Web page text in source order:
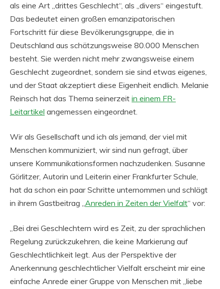
als eine Art „drittes Geschlecht“, als „divers“ eingestuft.
Das bedeutet einen großen emanzipatorischen
Fortschritt für diese Bevölkerungsgruppe, die in
Deutschland aus schätzungsweise 80.000 Menschen
besteht. Sie werden nicht mehr zwangsweise einem
Geschlecht zugeordnet, sondern sie sind etwas eigenes,
und der Staat akzeptiert diese Eigenheit endlich. Melanie
Reinsch hat das Thema seinerzeit in einem FR-
Leitartikel angemessen eingeordnet.
Wir als Gesellschaft und ich als jemand, der viel mit
Menschen kommuniziert, wir sind nun gefragt, über
unsere Kommunikationsformen nachzudenken. Susanne
Görlitzer, Autorin und Leiterin einer Frankfurter Schule,
hat da schon ein paar Schritte unternommen und schlägt
in ihrem Gastbeitrag „Anreden in Zeiten der Vielfalt“ vor:
„Bei drei Geschlechtern wird es Zeit, zu der sprachlichen
Regelung zurückzukehren, die keine Markierung auf
Geschlechtlichkeit legt. Aus der Perspektive der
Anerkennung geschlechtlicher Vielfalt erscheint mir eine
einfache Anrede einer Gruppe von Menschen mit „liebe